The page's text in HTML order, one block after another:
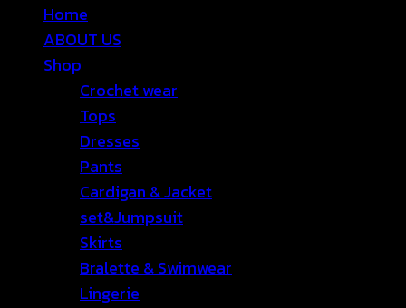
Home
ABOUT US
Shop
Crochet wear
Tops
Dresses
Pants
Cardigan & Jacket
set&Jumpsuit
Skirts
Bralette & Swimwear
Lingerie